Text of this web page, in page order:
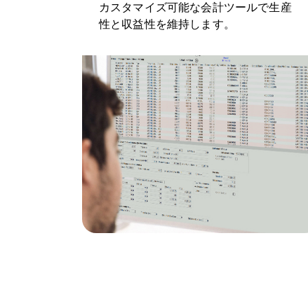
カスタマイズ可能な会計ツールで生産
性と収益性を維持します。